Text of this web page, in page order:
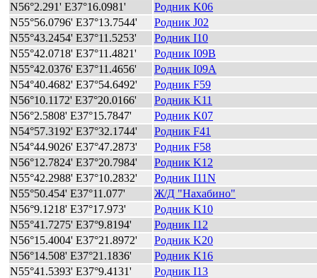
N56°2.291' E37°16.0981'
Родник K06
N55°56.0796' E37°13.7544'
Родник J02
N55°43.2454' E37°11.5253'
Родник I10
N55°42.0718' E37°11.4821'
Родник I09B
N55°42.0376' E37°11.4656'
Родник I09A
N54°40.4682' E37°54.6492'
Родник F59
N56°10.1172' E37°20.0166'
Родник K11
N56°2.5808' E37°15.7847'
Родник K07
N54°57.3192' E37°32.1744'
Родник F41
N54°44.9026' E37°47.2873'
Родник F58
N56°12.7824' E37°20.7984'
Родник K12
N55°42.2988' E37°10.2832'
Родник I11N
N55°50.454' E37°11.077'
Ж/Д "Нахабино"
N56°9.1218' E37°17.973'
Родник K10
N55°41.7275' E37°9.8194'
Родник I12
N56°15.4004' E37°21.8972'
Родник K20
N56°14.508' E37°21.1836'
Родник K16
N55°41.5393' E37°9.4131'
Родник I13